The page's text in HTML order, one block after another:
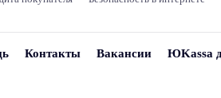
Контакты Вакансии ЮKassa